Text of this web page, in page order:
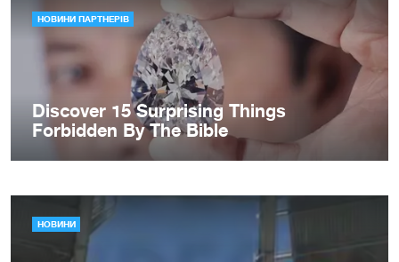
НОВИНИ